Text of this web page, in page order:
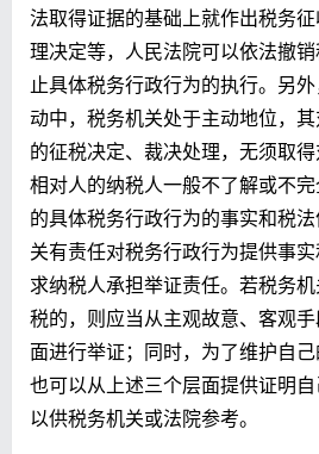
法取得证据的基础上就作出税务
理决定等，人民法院可以依法撤
止具体税务行政行为的执行。另
动中，税务机关处于主动地位，
的征税决定、裁决处理，无须取
相对人的纳税人一般不了解或不
的具体税务行政行为的事实和税
关有责任对税务行政行为提供事
求纳税人承担举证责任。若税务
税的，则应当从主观故意、客观
面进行举证；同时，为了维护自
也可以从上述三个层面提供证明自
以供税务机关或法院参考。